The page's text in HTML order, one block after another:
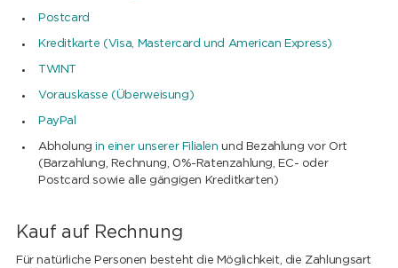
Postcard
Kreditkarte (Visa, Mastercard und American Express)
TWINT
Vorauskasse (Überweisung)
PayPal
Abholungin einer unserer Filialen und Bezahlung vor Ort
(Barzahlung, Rechnung, 0%-Ratenzahlung, EC- oder
Postcard sowie alle gängigen Kreditkarten)
Kauf auf Rechnung
Für natürliche Personen besteht die Möglichkeit, die Zahlungsart